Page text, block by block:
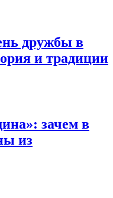
дружбы в
и традиции
зачем в
из